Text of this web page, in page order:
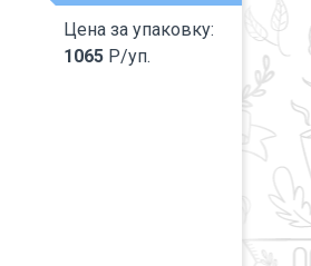
Цена за упаковку:
1065 Р/уп.